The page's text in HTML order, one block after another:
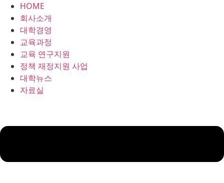
HOME
회사소개
대학경영
교육과정
교육 연구지원
정책 재정지원 사업
대학뉴스
자료실